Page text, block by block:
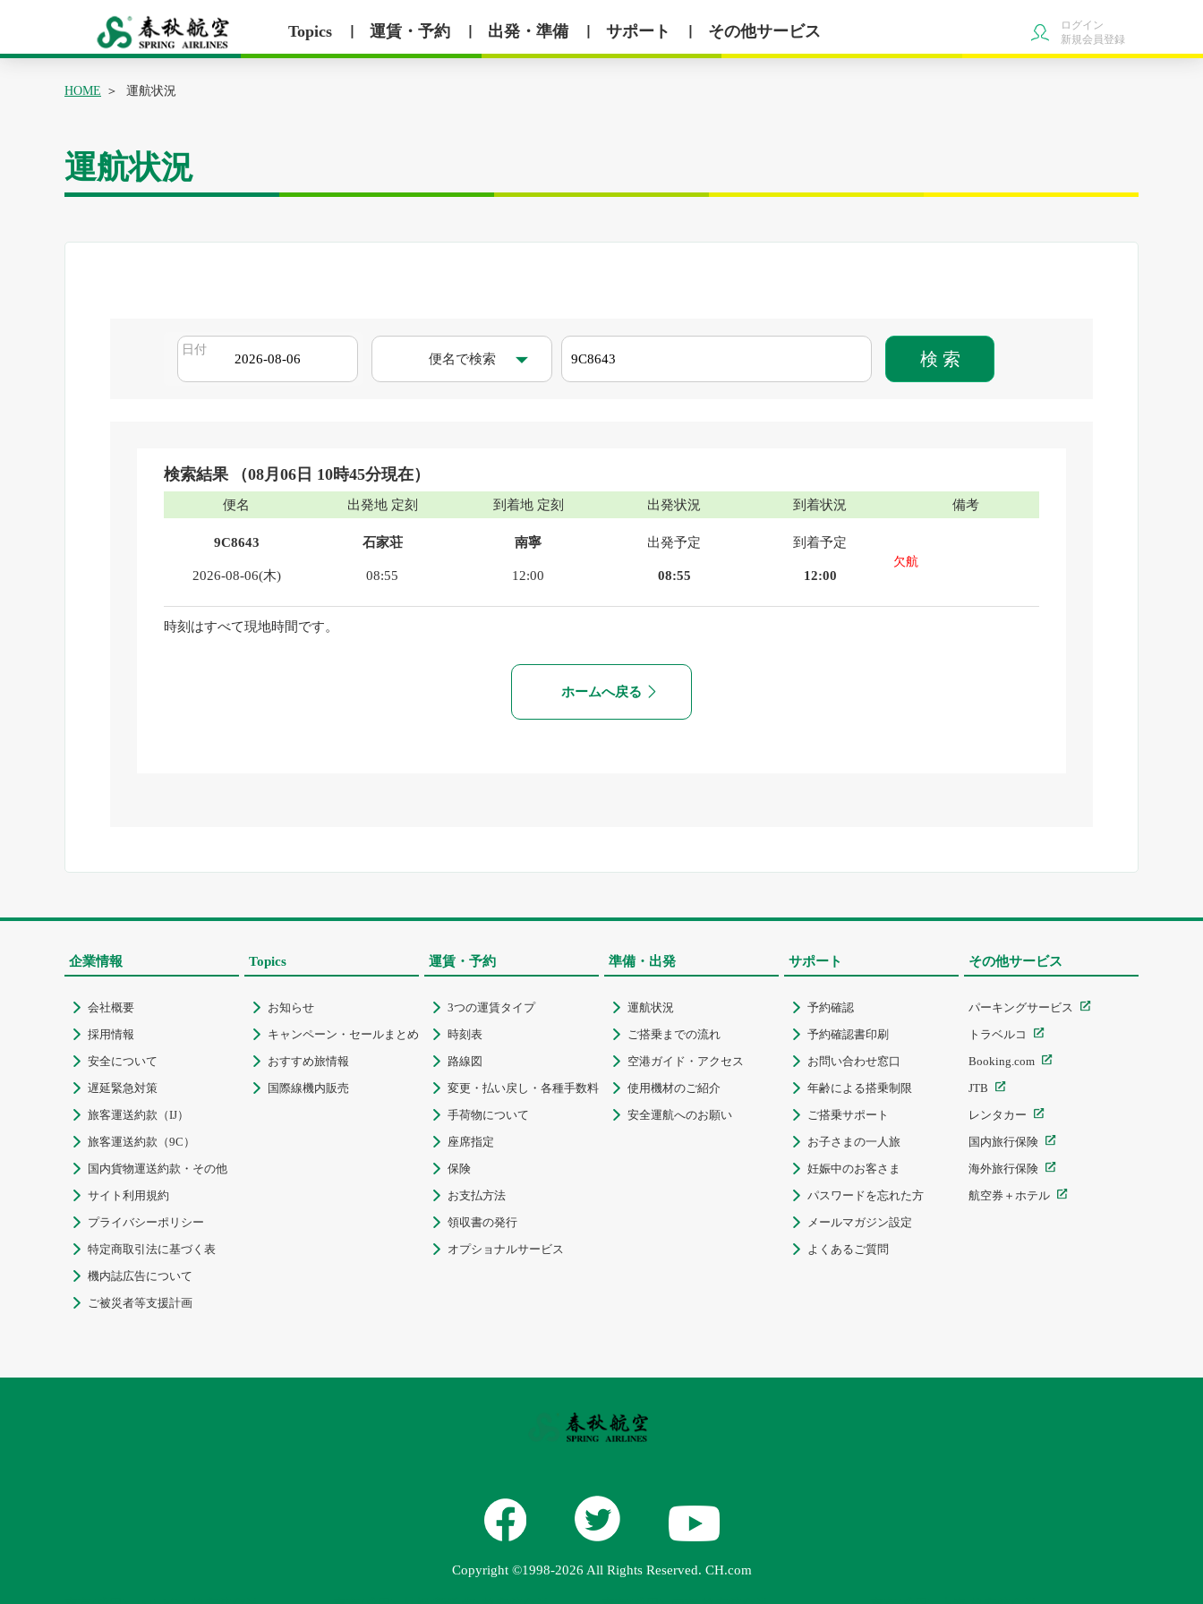
Topics 運賃・予約 出発・準備 サポート その他サービス
ログイン
新規会員登録
HOME 運航状況
運航状況
日付
便名で検索  検 索
検索結果 （08月06日 10時45分現在）
便名 出発地 定刻 到着地 定刻 出発状況 到着状況 備考
9C8643
2026-08-06(木)
石家荘
08:55
南寧
12:00
出発予定
08:55
到着予定
12:00
欠航
時刻はすべて現地時間です。
ホームへ戻る 
企業情報
 会社概要
 採用情報
 安全について
 遅延緊急対策
 旅客運送約款（IJ）
 旅客運送約款（9C）
 国内貨物運送約款・その他
 サイト利用規約
 プライバシーポリシー
 特定商取引法に基づく表
 機内誌広告について
 ご被災者等支援計画
Topics
 お知らせ
 キャンペーン・セールまとめ
 おすすめ旅情報
 国際線機内販売
運賃・予約
 3つの運賃タイプ
 時刻表
 路線図
 変更・払い戻し・各種手数料
 手荷物について
 座席指定
 保険
 お支払方法
 領収書の発行
 オプショナルサービス
準備・出発
 運航状況
 ご搭乗までの流れ
 空港ガイド・アクセス
 使用機材のご紹介
 安全運航へのお願い
サポート
 予約確認
 予約確認書印刷
 お問い合わせ窓口
 年齢による搭乗制限
 ご搭乗サポート
 お子さまの一人旅
 妊娠中のお客さま
 パスワードを忘れた方
 メールマガジン設定
 よくあるご質問
その他サービス
パーキングサービス
トラベルコ
Booking.com
JTB
レンタカー
国内旅行保険
海外旅行保険
航空券＋ホテル
Copyright ©1998-2026 All Rights Reserved. CH.com